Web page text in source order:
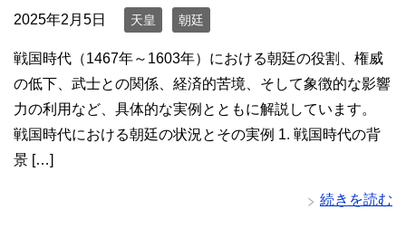
2025年2月5日 天皇 朝廷
戦国時代（1467年～1603年）における朝廷の役割、権威
の低下、武士との関係、経済的苦境、そして象徴的な影響
力の利用など、具体的な実例とともに解説しています。
戦国時代における朝廷の状況とその実例 1. 戦国時代の背
景 […]
続きを読む